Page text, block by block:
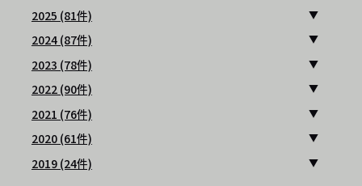
2025 (81件)
2024 (87件)
2023 (78件)
2022 (90件)
2021 (76件)
2020 (61件)
2019 (24件)